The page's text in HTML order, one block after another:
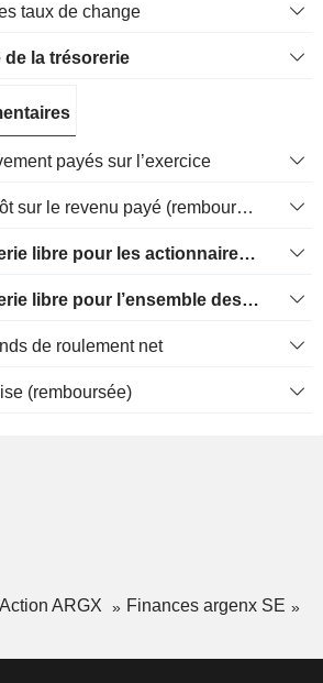
taux de change
de la trésorerie
payés sur l’exercice
Trésorerie Impôt sur le revenu payé (remboursement)Impôt effectivement payé (remboursé) sur l’exercice
Flux de trésorerie libre pour les actionnaires FCFE
Flux de trésorerie libre pour l’ensemble des pourvoyeurs de fonds (créanciers et actionnaires) FCFF
de roulement net
(remboursée)
Action ARGX
Finances argenx SE